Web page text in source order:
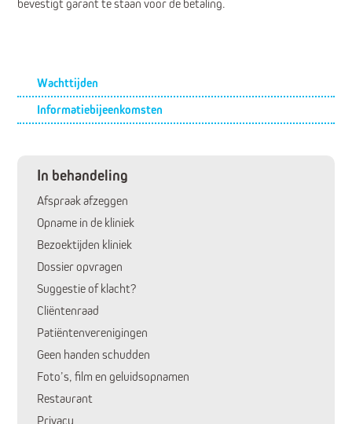
bevestigt garant te staan voor de betaling.
Submenu
Wachttijden
Informatiebijeenkomsten
In behandeling
Afspraak afzeggen
Opname in de kliniek
Bezoektijden kliniek
Dossier opvragen
Suggestie of klacht?
Cliëntenraad
Patiëntenverenigingen
Geen handen schudden
Foto’s, film en geluidsopnamen
Restaurant
Privacy